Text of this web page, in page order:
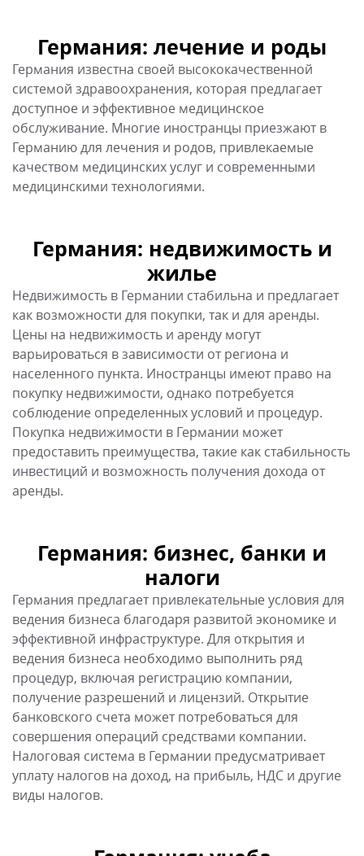
жилье
Недвижимость в Германии стабильна и предлагает
как возможности для покупки, так и для аренды.
Цены на недвижимость и аренду могут
варьироваться в зависимости от региона и
населенного пункта. Иностранцы имеют право на
покупку недвижимости, однако потребуется
соблюдение определенных условий и процедур.
инвестиций и возможность получения дохода от
аренды.
Германия: бизнес, банки и
налоги
Германия предлагает привлекательные условия для
ведения бизнеса благодаря развитой экономике и
эффективной инфраструктуре. Для открытия и
ведения бизнеса необходимо выполнить ряд
процедур, включая регистрацию компании,
получение разрешений и лицензий. Открытие
банковского счета может потребоваться для
уплату налогов на доход, на прибыль, НДС и другие
виды налогов.
Германия: учеба
Система образования Германии предлагает
высококачественное обучение, доступное
иностранным студентам. Для поступления в вуз
иностранцу необходимо предоставить документы об
образовании, сдать экзамены по немецкому языку и,
возможно, пройти специальные вступительные
экзамены. Обучение в государственных вузах часто
является бесплатным, однако могут взиматься